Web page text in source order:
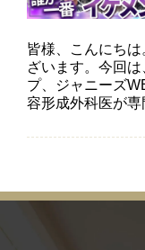
皆様、こんにち
ざいます。今回
プ、ジャニーズ
容形成外科医が